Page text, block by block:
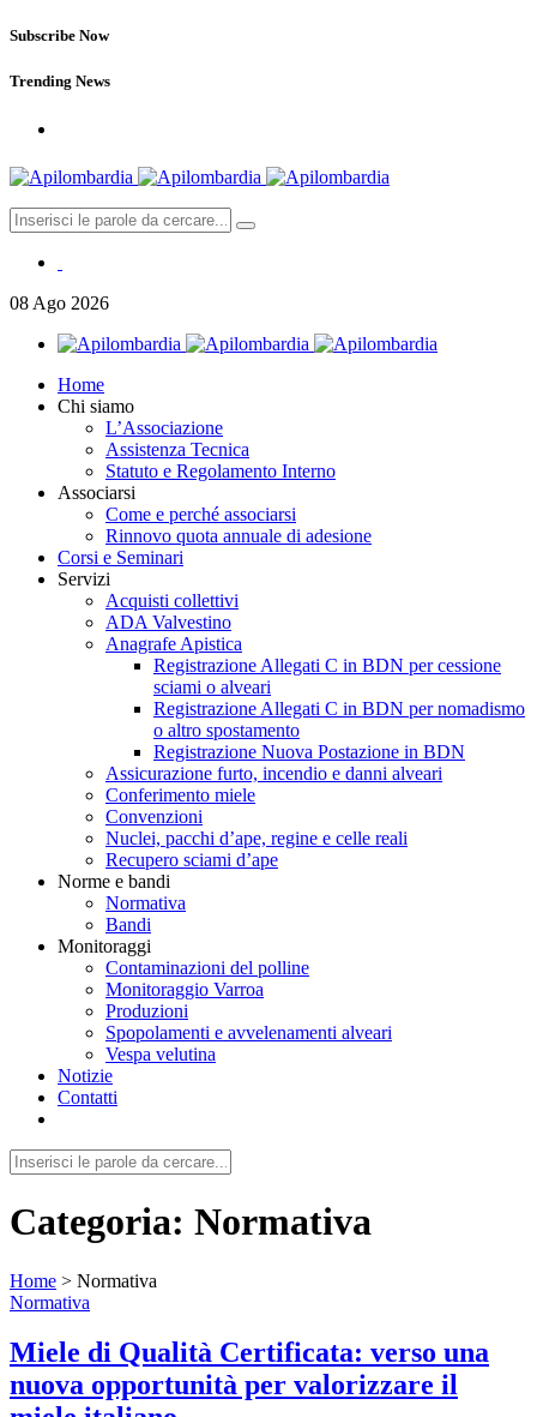
Subscribe Now
Trending News
08 Ago 2026
Home
Chi siamo
L’Associazione
Assistenza Tecnica
Statuto e Regolamento Interno
Associarsi
Come e perché associarsi
Rinnovo quota annuale di adesione
Corsi e Seminari
Servizi
Acquisti collettivi
ADA Valvestino
Anagrafe Apistica
Registrazione Allegati C in BDN per cessione
sciami o alveari
Registrazione Allegati C in BDN per nomadismo
o altro spostamento
Registrazione Nuova Postazione in BDN
Assicurazione furto, incendio e danni alveari
Conferimento miele
Convenzioni
Nuclei, pacchi d’ape, regine e celle reali
Recupero sciami d’ape
Norme e bandi
Normativa
Bandi
Monitoraggi
Contaminazioni del polline
Monitoraggio Varroa
Produzioni
Spopolamenti e avvelenamenti alveari
Vespa velutina
Notizie
Contatti
Categoria: Normativa
Home > Normativa
Normativa
Miele di Qualità Certificata: verso una
nuova opportunità per valorizzare il